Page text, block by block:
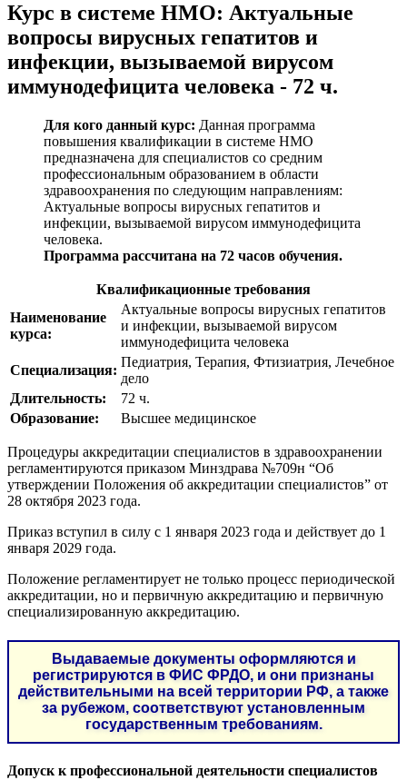
Курс в системе НМО: Актуальные
вопросы вирусных гепатитов и
инфекции, вызываемой вирусом
иммунодефицита человека - 72 ч.
Для кого данный курс: Данная программа
повышения квалификации в системе НМО
предназначена для специалистов со средним
профессиональным образованием в области
здравоохранения по следующим направлениям:
Актуальные вопросы вирусных гепатитов и
инфекции, вызываемой вирусом иммунодефицита
человека.
Программа рассчитана на 72 часов обучения.
Квалификационные требования
Наименование
курса:
Актуальные вопросы вирусных гепатитов
и инфекции, вызываемой вирусом
иммунодефицита человека
Специализация:
Педиатрия, Терапия, Фтизиатрия, Лечебное
дело
Длительность:
72 ч.
Образование:
Высшее медицинское
Процедуры аккредитации специалистов в здравоохранении
регламентируются приказом Минздрава №709н “Об
утверждении Положения об аккредитации специалистов” от
28 октября 2023 года.
Приказ вступил в силу с 1 января 2023 года и действует до 1
января 2029 года.
Положение регламентирует не только процесс периодической
аккредитации, но и первичную аккредитацию и первичную
специализированную аккредитацию.
Выдаваемые документы оформляются и
регистрируются в ФИС ФРДО, и они признаны
действительными на всей территории РФ, а также
за рубежом, соответствуют установленным
государственным требованиям.
Допуск к профессиональной деятельности специалистов